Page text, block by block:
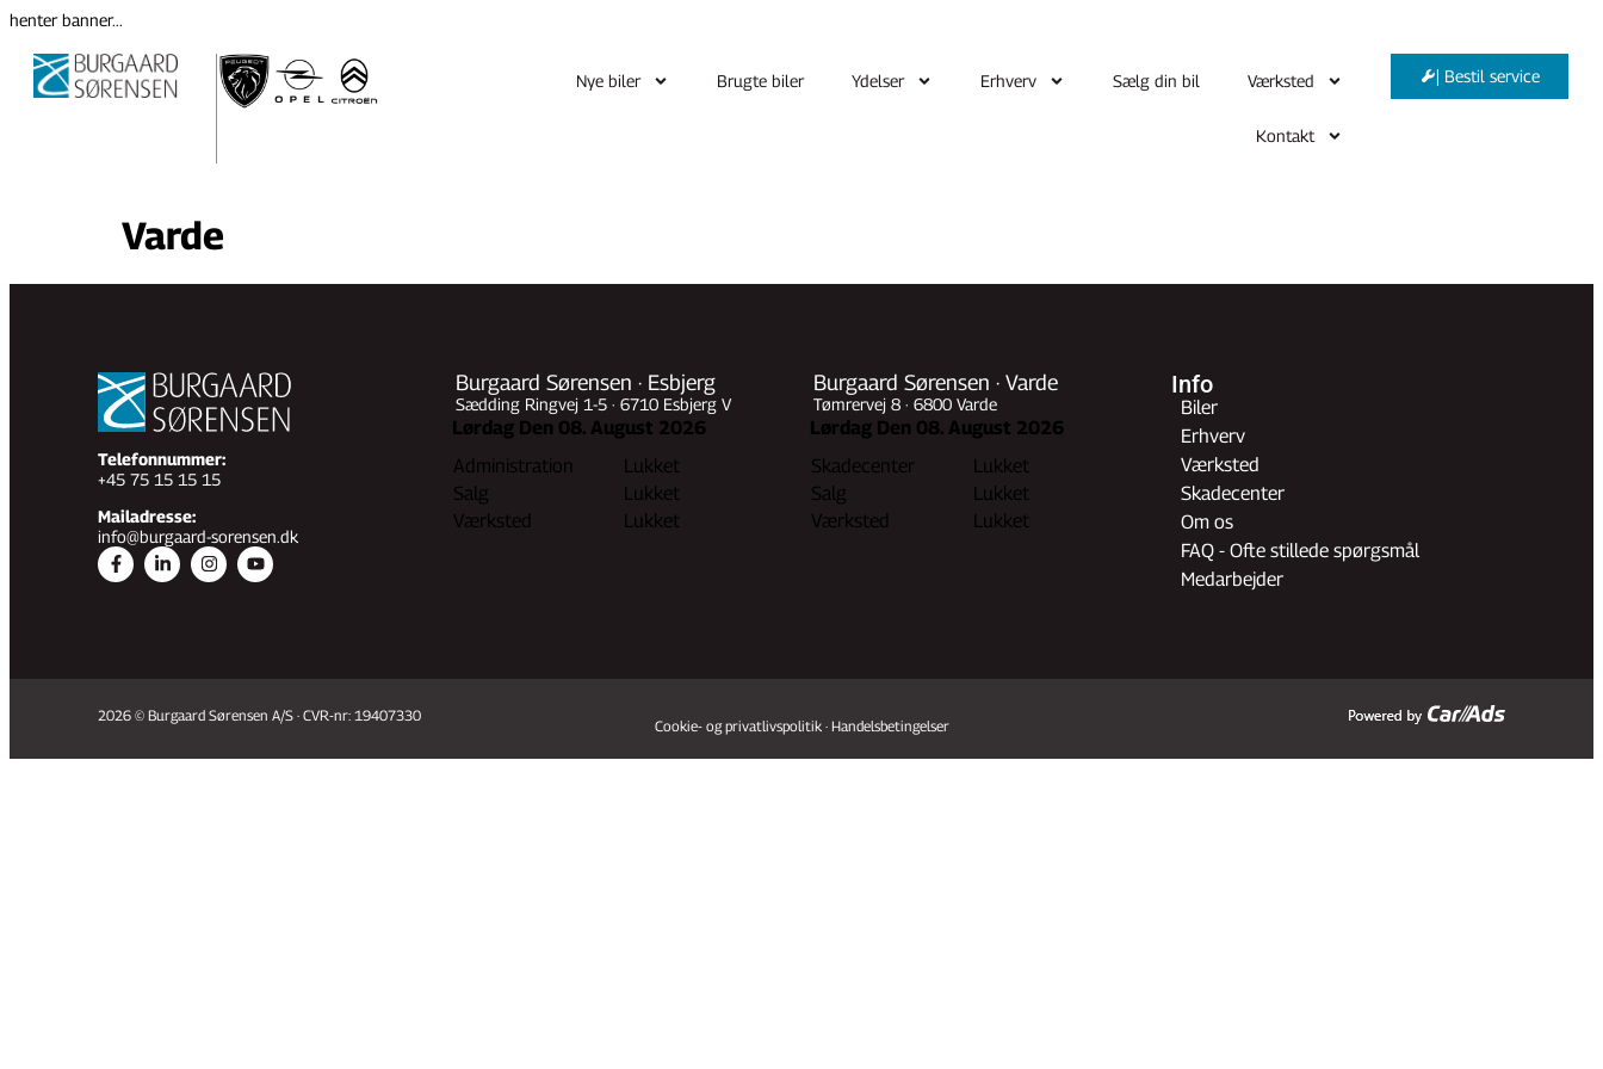
henter banner...
Nye biler Brugte biler Ydelser Erhverv Sælg din bil Værksted
Kontakt
| Bestil service
Varde
Telefonnummer:
+45 75 15 15 15
Mailadresse:
info@burgaard-sorensen.dk
Burgaard Sørensen · Esbjerg
Sædding Ringvej 1-5 · 6710 Esbjerg V
Lørdag Den 08. August 2026
Administration
Lukket
Salg
Lukket
Værksted
Lukket
Burgaard Sørensen · Varde
Tømrervej 8 · 6800 Varde
Lørdag Den 08. August 2026
Skadecenter
Lukket
Salg
Lukket
Værksted
Lukket
Info
Biler
Erhverv
Værksted
Skadecenter
Om os
FAQ - Ofte stillede spørgsmål
Medarbejder
2026 © Burgaard Sørensen A/S · CVR-nr: 19407330
Cookie- og privatlivspolitik· Handelsbetingelser